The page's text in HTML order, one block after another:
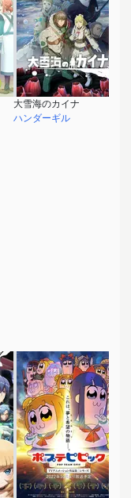
大雪海のカイナ
ハンダーギル